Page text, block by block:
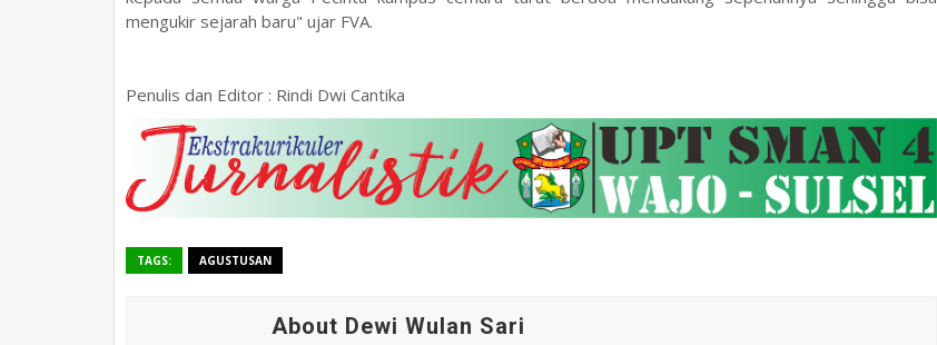
mengukir sejarah baru" ujar FVA.
Penulis dan Editor : Rindi Dwi Cantika
TAGS: AGUSTUSAN
About Dewi Wulan Sari